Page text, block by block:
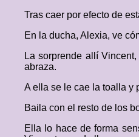
Tras caer por efecto de
En la ducha, Alexia, ve
La sorprende allí
abraza.
A ella se le cae la toalla y
Baila con el resto de los
Ella lo hace de forma